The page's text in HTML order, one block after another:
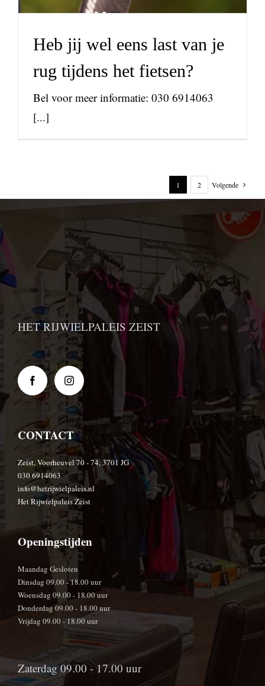
Heb jij wel eens last van je
rug tijdens het fietsen?
Bel voor meer informatie: 030 6914063
[...]
1 2 Volgende
HET RIJWIELPALEIS ZEIST
CONTACT
Zeist, Voorheuvel 70 - 74, 3701 JG
030 6914063
info@hetrijwielpaleis.nl
Het Rijwielpaleis Zeist
Openingstijden
Maandag Gesloten
Dinsdag 09.00 - 18.00 uur
Woensdag 09.00 - 18.00 uur
Donderdag 09.00 - 18.00 uur
Vrijdag 09.00 - 18.00 uur
Zaterdag 09.00 - 17.00 uur